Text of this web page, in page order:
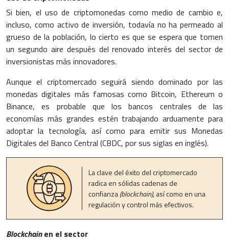
Si bien, el uso de criptomonedas como medio de cambio e,
incluso, como activo de inversión, todavía no ha permeado al
grueso de la población, lo cierto es que se espera que tomen
un segundo aire después del renovado interés del sector de
inversionistas más innovadores.
Aunque el criptomercado seguirá siendo dominado por las
monedas digitales más famosas como Bitcoin, Ethereum o
Binance, es probable que los bancos centrales de las
economías más grandes estén trabajando arduamente para
adoptar la tecnología, así como para emitir sus Monedas
Digitales del Banco Central (CBDC, por sus siglas en inglés).
La clave del éxito del criptomercado
radica en sólidas cadenas de
confianza(blockchain),así como en una
regulación y control más efectivos.
Blockchainen el sector